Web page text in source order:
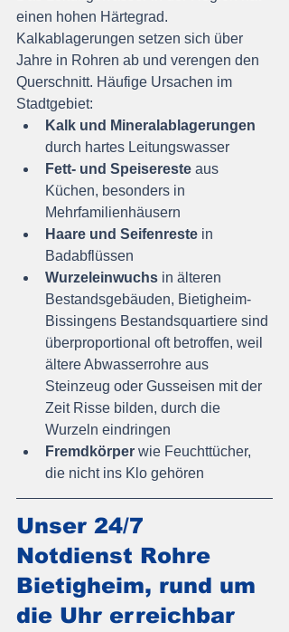
einen hohen Härtegrad.
Kalkablagerungen setzen sich über
Jahre in Rohren ab und verengen den
Querschnitt. Häufige Ursachen im
Stadtgebiet:
Kalk und Mineralablagerungen
durch hartes Leitungswasser
Fett- und Speisereste aus
Küchen, besonders in
Mehrfamilienhäusern
Haare und Seifenreste in
Badabflüssen
Wurzeleinwuchs in älteren
Bestandsgebäuden, Bietigheim-
Bissingens Bestandsquartiere sind
überproportional oft betroffen, weil
ältere Abwasserrohre aus
Steinzeug oder Gusseisen mit der
Zeit Risse bilden, durch die
Wurzeln eindringen
Fremdkörper wie Feuchttücher,
die nicht ins Klo gehören
Unser 24/7
Notdienst Rohre
Bietigheim, rund um
die Uhr erreichbar